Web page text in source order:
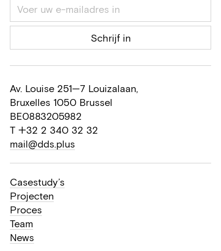
Schrijf in
Av. Louise 251—7 Louizalaan,
Bruxelles 1050 Brussel
BE0883205982
T +32 2 340 32 32
mail@dds.plus
Casestudy’s
Projecten
Proces
Team
News